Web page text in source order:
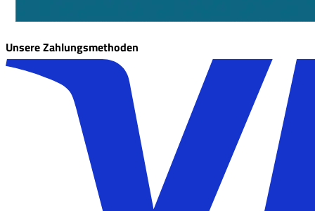
Unsere Zahlungsmethoden